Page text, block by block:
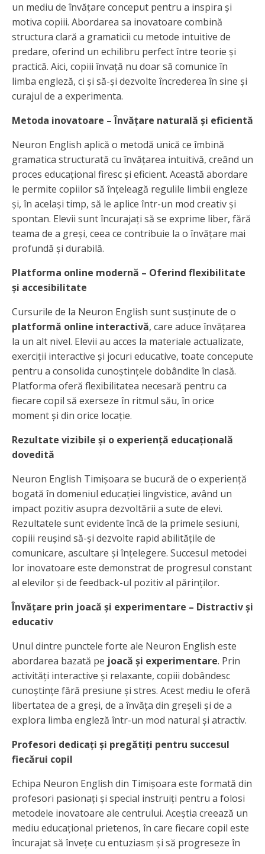
un mediu de învățare conceput pentru a inspira și
motiva copiii. Abordarea sa inovatoare combină
structura clară a gramaticii cu metode intuitive de
predare, oferind un echilibru perfect între teorie și
practică. Aici, copiii învață nu doar să comunice în
limba engleză, ci și să-și dezvolte încrederea în sine și
curajul de a experimenta.
Metoda inovatoare – Învățare naturală și eficientă
Neuron English aplică o metodă unică ce îmbină
gramatica structurată cu învățarea intuitivă, creând un
proces educațional firesc și eficient. Această abordare
le permite copiilor să înțeleagă regulile limbii engleze
și, în același timp, să le aplice într-un mod creativ și
spontan. Elevii sunt încurajați să se exprime liber, fără
teama de a greși, ceea ce contribuie la o învățare mai
profundă și durabilă.
Platforma online modernă – Oferind flexibilitate
și accesibilitate
Cursurile de la Neuron English sunt susținute de o
platformă online interactivă, care aduce învățarea
la un alt nivel. Elevii au acces la materiale actualizate,
exerciții interactive și jocuri educative, toate concepute
pentru a consolida cunoștințele dobândite în clasă.
Platforma oferă flexibilitatea necesară pentru ca
fiecare copil să exerseze în ritmul său, în orice
moment și din orice locație.
Rezultate vizibile și o experiență educațională
dovedită
Neuron English Timișoara se bucură de o experiență
bogată în domeniul educației lingvistice, având un
impact pozitiv asupra dezvoltării a sute de elevi.
Rezultatele sunt evidente încă de la primele sesiuni,
copiii reușind să-și dezvolte rapid abilitățile de
comunicare, ascultare și înțelegere. Succesul metodei
lor inovatoare este demonstrat de progresul constant
al elevilor și de feedback-ul pozitiv al părinților.
Învățare prin joacă și experimentare – Distractiv și
educativ
Unul dintre punctele forte ale Neuron English este
abordarea bazată pe joacă și experimentare. Prin
activități interactive și relaxante, copiii dobândesc
cunoștințe fără presiune și stres. Acest mediu le oferă
libertatea de a greși, de a învăța din greșeli și de a
explora limba engleză într-un mod natural și atractiv.
Profesori dedicați și pregătiți pentru succesul
fiecărui copil
Echipa Neuron English din Timișoara este formată din
profesori pasionați și special instruiți pentru a folosi
metodele inovatoare ale centrului. Aceștia creează un
mediu educațional prietenos, în care fiecare copil este
încurajat să învețe cu entuziasm și să progreseze în